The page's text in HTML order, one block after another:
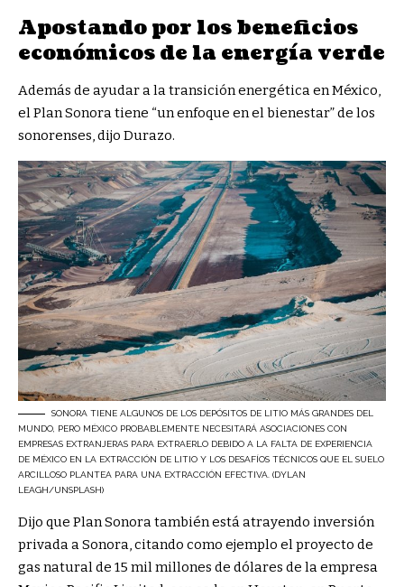
Apostando por los beneficios
económicos de la energía verde
Además de ayudar a la transición energética en México,
el Plan Sonora tiene “un enfoque en el bienestar” de los
sonorenses, dijo Durazo.
SONORA TIENE ALGUNOS DE LOS DEPÓSITOS DE LITIO MÁS GRANDES DEL
MUNDO, PERO MÉXICO PROBABLEMENTE NECESITARÁ ASOCIACIONES CON
EMPRESAS EXTRANJERAS PARA EXTRAERLO DEBIDO A LA FALTA DE EXPERIENCIA
DE MÉXICO EN LA EXTRACCIÓN DE LITIO Y LOS DESAFÍOS TÉCNICOS QUE EL SUELO
ARCILLOSO PLANTEA PARA UNA EXTRACCIÓN EFECTIVA. (DYLAN
LEAGH/UNSPLASH)
Dijo que Plan Sonora también está atrayendo inversión
privada a Sonora, citando como ejemplo el proyecto de
gas natural de 15 mil millones de dólares de la empresa